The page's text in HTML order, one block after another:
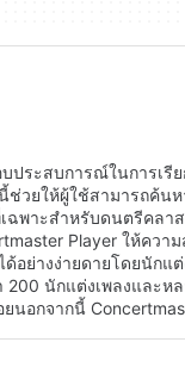
ประสบการณ์ในการเรี
ช่วยให้ผู้ใช้สามารถค้น
ฉพาะสำหรับดนตรีคลา
Player ให้ควา
อย่างง่ายดายโดยนักแต่
นักแต่งเพลงและห
นอกจากนี้